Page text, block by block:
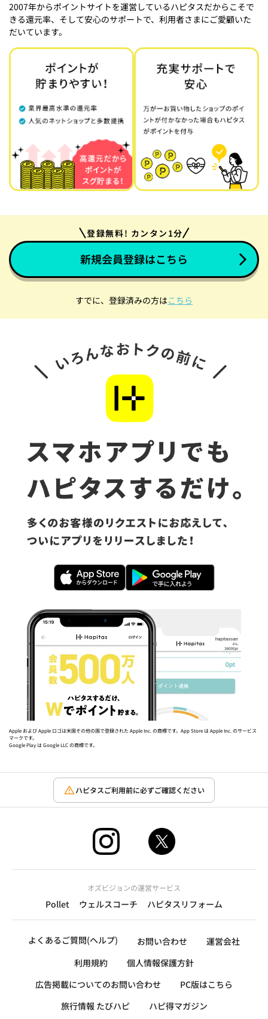
2007年からポイントサイトを運営しているハピタスだからこそで
きる還元率、そして安心のサポートで、利用者さまにご愛顧いた
だいています。
登録無料! カンタン1分
新規会員登録はこちら
すでに、登録済みの方はこちら
Apple および Apple ロゴは米国その他の国で登録された Apple Inc. の商標です。App Store は Apple Inc. のサービス
マークです。
Google Play は Google LLC の商標です。
ハピタスご利用前に必ずご確認ください
オズビジョンの運営サービス
Pollet ウェルスコーチ ハピタスリフォーム
よくあるご質問(ヘルプ) お問い合わせ
運営会社
利用規約
個人情報保護方針
広告掲載についてのお問い合わせ
PC版はこちら
旅行情報 たびハピ
ハピ得マガジン